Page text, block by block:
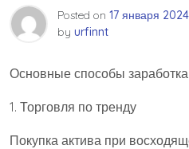
Posted on 17 января 2024
by urfinnt
Основные способы
1. Торговля по тренду
Покупка актива при